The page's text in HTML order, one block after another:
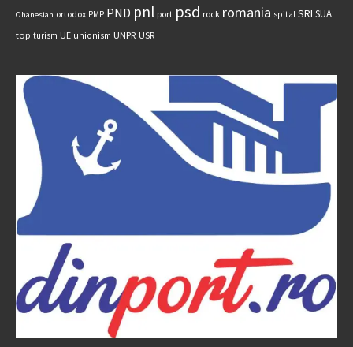
Ohanesian ortodox PMP PND pnl port psd rock romania spital SRI SUA
top turism UE unionism UNPR USR